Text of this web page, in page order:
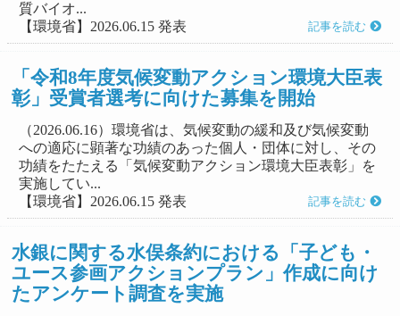
質バイオ...
【環境省】2026.06.15 発表
記事を読む
「令和8年度気候変動アクション環境大臣表
彰」受賞者選考に向けた募集を開始
（2026.06.16）環境省は、気候変動の緩和及び気候変動
への適応に顕著な功績のあった個人・団体に対し、その
功績をたたえる「気候変動アクション環境大臣表彰」を
実施してい...
【環境省】2026.06.15 発表
記事を読む
水銀に関する水俣条約における「子ども・
ユース参画アクションプラン」作成に向け
たアンケート調査を実施